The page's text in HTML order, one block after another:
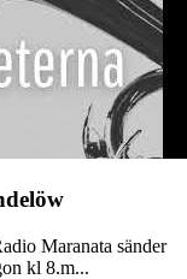
Maranata sänder
kl 8.m...